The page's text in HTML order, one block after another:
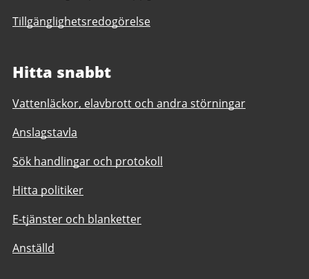
Tillgänglighetsredogörelse
Hitta snabbt
Vattenläckor, elavbrott och andra störningar
Anslagstavla
Sök handlingar och protokoll
Hitta politiker
E-tjänster och blanketter
Anställd